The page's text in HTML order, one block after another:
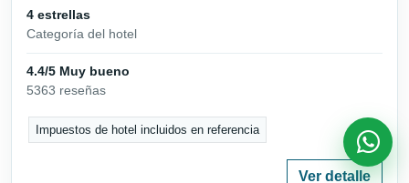
4 estrellas
Categoría del hotel
4.4/5 Muy bueno
5363 reseñas
Impuestos de hotel incluidos en referencia
Ver detalle